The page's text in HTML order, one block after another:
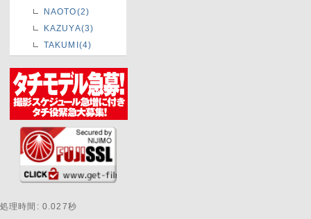
NAOTO(2)
KAZUYA(3)
TAKUMI(4)
処理時間: 0.027秒